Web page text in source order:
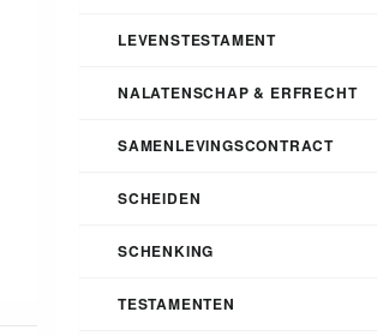
LEVENSTESTAMENT
NALATENSCHAP & ERFRECHT
SAMENLEVINGSCONTRACT
SCHEIDEN
SCHENKING
TESTAMENTEN